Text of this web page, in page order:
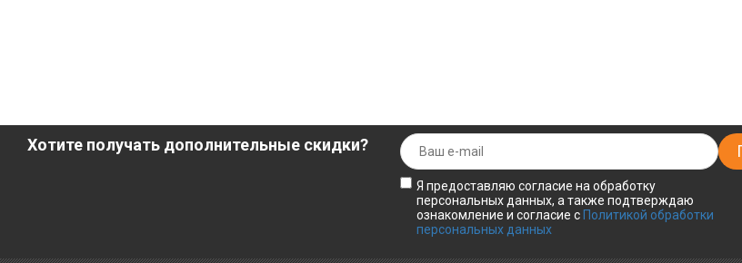
Хотите получать дополнительные скидки?
Я предоставляю согласие на обработку
персональных данных, а также подтверждаю
ознакомление и согласие с Политикой обработки
персональных данных